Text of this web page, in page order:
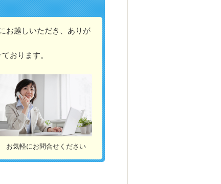
お越しいただき、ありが
おります。
お気軽にお問合せください